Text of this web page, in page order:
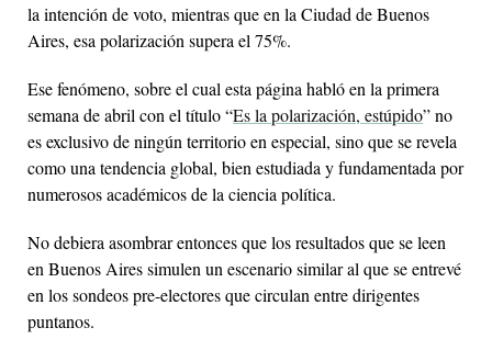
la intención de voto, mientras que en la Ciudad de Buenos
Aires, esa polarización supera el 75%.
Ese fenómeno, sobre el cual esta página habló en la primera
semana de abril con el título “Es la polarización, estúpido” no
es exclusivo de ningún territorio en especial, sino que se revela
como una tendencia global, bien estudiada y fundamentada por
numerosos académicos de la ciencia política.
No debiera asombrar entonces que los resultados que se leen
en Buenos Aires simulen un escenario similar al que se entrevé
en los sondeos pre-electores que circulan entre dirigentes
puntanos.